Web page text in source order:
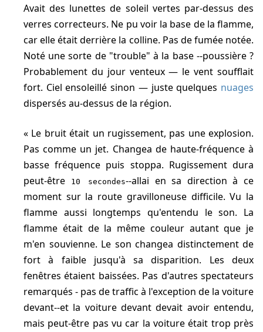
Avait des lunettes de soleil vertes par-dessus des
verres correcteurs. Ne pu voir la base de la flamme,
car elle était derrière la colline. Pas de fumée notée.
Noté une sorte de "trouble" à la base --poussière ?
Probablement du jour venteux — le vent soufflait
fort. Ciel ensoleillé sinon — juste quelques nuages
dispersés au-dessus de la région.
Le bruit était un rugissement, pas une explosion.
Pas comme un jet. Changea de haute-fréquence à
basse fréquence puis stoppa. Rugissement dura
peut-être
10 secondes--allai en sa direction à ce
moment sur la route gravilloneuse difficile. Vu la
flamme aussi longtemps qu'entendu le son. La
flamme était de la même couleur autant que je
m'en souvienne. Le son changea distinctement de
fort à faible jusqu'à sa disparition. Les deux
fenêtres étaient baissées. Pas d'autres spectateurs
remarqués - pas de traffic à l'exception de la voiture
devant--et la voiture devant devait avoir entendu,
mais peut-être pas vu car la voiture était trop près